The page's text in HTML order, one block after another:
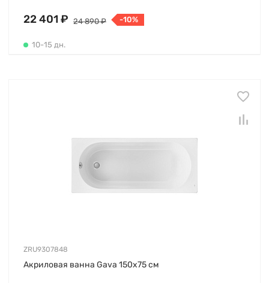
22 401 ₽ 24 890 ₽ -10%
10-15 дн.
ZRU9307848
Акриловая ванна Gava 150х75 см